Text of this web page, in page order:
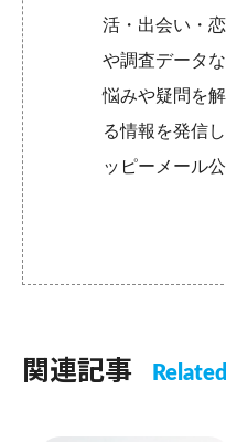
活・出会い・
や調査データ
悩みや疑問を
る情報を発
ッピーメール
関連記事